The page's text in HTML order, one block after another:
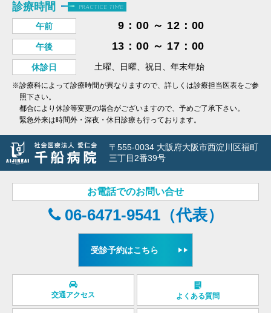
診療時間 PRACTICE TIME
午前 9：00 ～ 12：00
午後 13：00 ～ 17：00
休診日 土曜、日曜、祝日、年末年始
※診療科によって診療時間が異なりますので、詳しくは診療担当医表をご参
照下さい。
都合により休診等変更の場合がございますので、予めご了承下さい。
緊急外来は時間外・深夜・休日診療も行っております。
〒555-0034 大阪府大阪市西淀川区福町
三丁目2番39号
お電話でのお問い合せ
06-6471-9541（代表）
受診予約はこちら
交通アクセス よくある質問